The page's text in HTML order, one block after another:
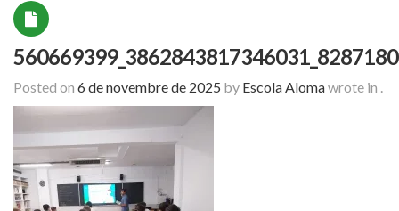
Posted on 6 de novembre de 2025 by Escola Alomawrote in .